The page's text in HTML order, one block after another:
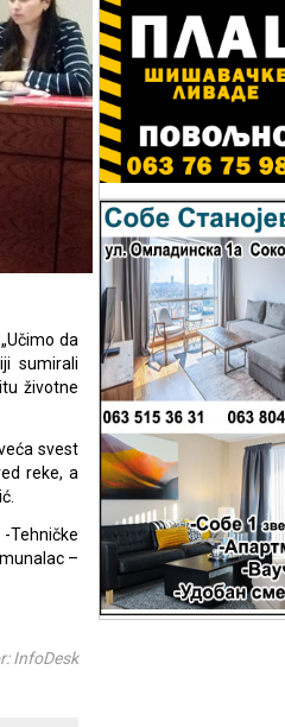
da
sumirali
životne
svest
reke, a
Tehničke
–
InfoDesk